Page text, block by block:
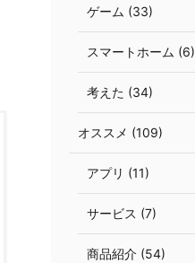
ゲーム (33)
スマートホーム (6)
考えた (34)
オススメ (109)
アプリ (11)
サービス (7)
商品紹介 (54)